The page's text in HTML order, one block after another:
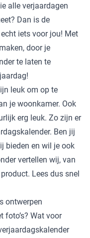
alle verjaardagen
Dan is de
iets voor jou! Met
door je
te laten te
leuk om op te
je woonkamer. Ook
erg leuk. Zo zijn er
Ben jij
bieden en wil je ook
vertellen wij, van
Lees dus snel
ontwerpen
foto’s? Wat voor